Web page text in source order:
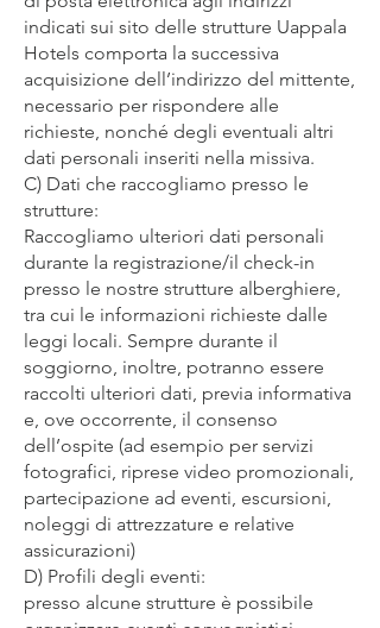
indicati sui sito delle strutture Uappala
Hotels comporta la successiva
acquisizione dell’indirizzo del mittente,
necessario per rispondere alle
richieste, nonché degli eventuali altri
dati personali inseriti nella missiva.
C) Dati che raccogliamo presso le
strutture:
Raccogliamo ulteriori dati personali
durante la registrazione/il check-in
presso le nostre strutture alberghiere,
tra cui le informazioni richieste dalle
leggi locali. Sempre durante il
soggiorno, inoltre, potranno essere
raccolti ulteriori dati, previa informativa
e, ove occorrente, il consenso
dell’ospite (ad esempio per servizi
fotografici, riprese video promozionali,
partecipazione ad eventi, escursioni,
noleggi di attrezzature e relative
assicurazioni)
D) Profili degli eventi:
presso alcune strutture è possibile